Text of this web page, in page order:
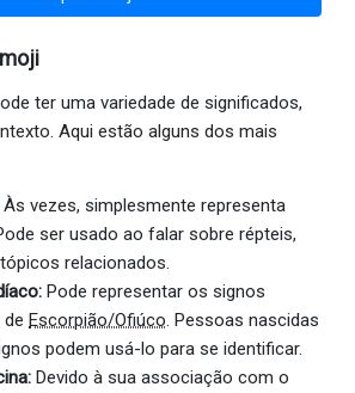
ter uma variedade de significados,
Aqui estão alguns dos mais
Às vezes, simplesmente representa
ser usado ao falar sobre répteis,
relacionados.
Pode representar os signos
Escorpião/Ofiúco. Pessoas nascidas
podem usá-lo para se identificar.
Devido à sua associação com o